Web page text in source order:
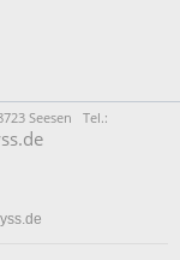
Seesen Tel.: